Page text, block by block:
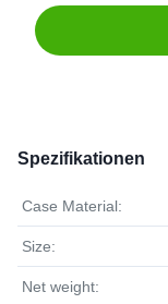
Spezifikationen
Case Material:
Size:
Net weight: